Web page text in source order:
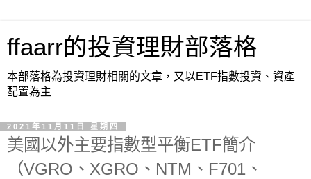
ffaarr的投資理財部落格
本部落格為投資理財相關的文章，又以ETF指數投資、資產
配置為主
2021年11月11日 星期四
美國以外主要指數型平衡ETF簡介
（VGRO、XGRO、NTM、F701、